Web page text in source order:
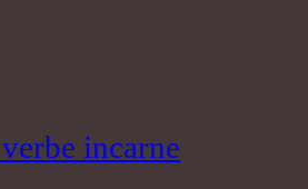
incarne